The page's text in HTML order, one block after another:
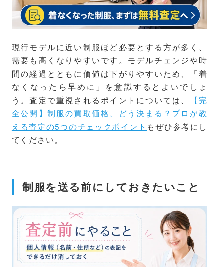
現行モデルに近い制服ほど必要とする方が多く、
需要も高くなりやすいです。モデルチェンジや時
間の経過とともに価値は下がりやすいため、「着
なくなったら早めに」を意識するとよいでしょ
う。査定で重視されるポイントについては、
【完
全公開】制服の買取価格、どう決まる？プロが教
える査定の5つのチェックポイント もぜひ参考にし
てください。
制服を送る前にしておきたいこと